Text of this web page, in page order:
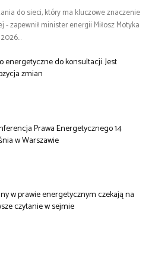
do sieci, który ma kluczowe znaczenie
zapewnił minister energii Miłosz Motyka
energetyczne do konsultacji. Jest
zmian
Prawa Energetycznego 14
w Warszawie
w prawie energetycznym czekają na
czytanie w sejmie